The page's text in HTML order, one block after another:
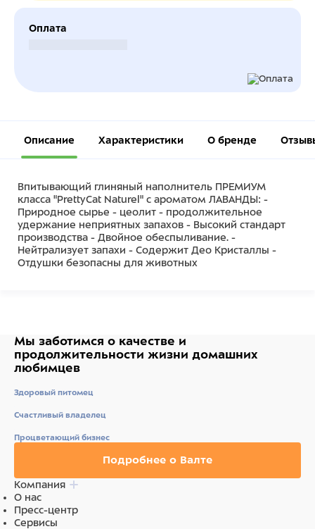
Оплата
Описание Характеристики О бренде
Впитывающий глиняный наполнитель ПРЕМИУМ
класса "PrettyCat Naturel" с ароматом ЛАВАНДЫ: -
Природное сырье - цеолит - продолжительное
удержание неприятных запахов - Высокий стандарт
производства - Двойное обеспыливание. -
Нейтрализует запахи - Содержит Део Кристаллы -
Отдушки безопасны для животных
Мы заботимся о качестве и
продолжительности жизни домашних
любимцев
Здоровый питомец
Счастливый владелец
Процветающий бизнес
Подробнее о Валте
Компания
О нас
Пресс-центр
Сервисы